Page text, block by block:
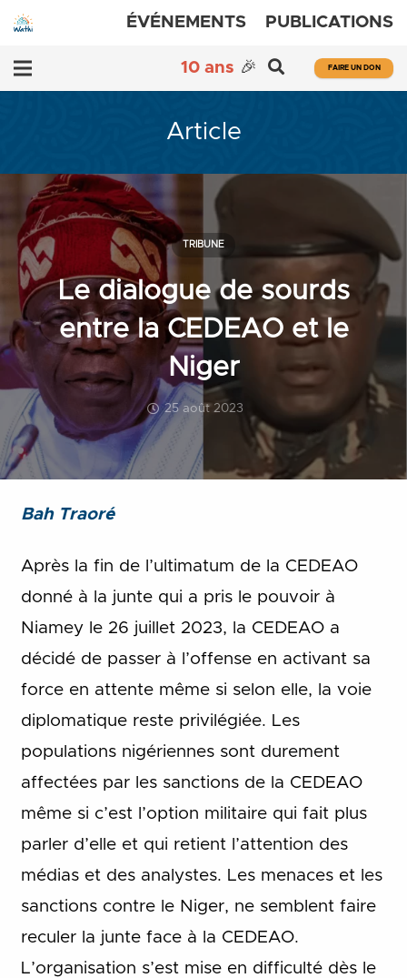
ÉVÉNEMENTS PUBLICATIONS
10 ans 🎉 FAIRE UN DON
Article
Le dialogue de sourds
entre la CEDEAO et le
Niger
25 août 2023
TRIBUNE
Bah Traoré
Après la fin de l’ultimatum de la CEDEAO
donné à la junte qui a pris le pouvoir à
Niamey le 26 juillet 2023, la CEDEAO a
décidé de passer à l’offense en activant sa
force en attente même si selon elle, la voie
diplomatique reste privilégiée. Les
populations nigériennes sont durement
affectées par les sanctions de la CEDEAO
même si c’est l’option militaire qui fait plus
parler d’elle et qui retient l’attention des
médias et des analystes. Les menaces et les
sanctions contre le Niger, ne semblent faire
reculer la junte face à la CEDEAO.
L’organisation s’est mise en difficulté dès le